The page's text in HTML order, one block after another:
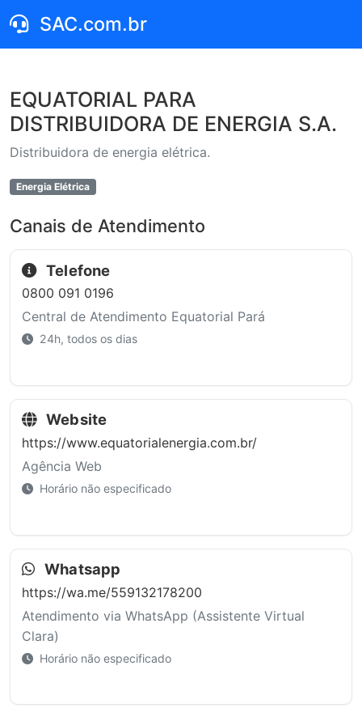
SAC.com.br
EQUATORIAL PARA
DISTRIBUIDORA DE ENERGIA S.A.
Distribuidora de energia elétrica.
Energia Elétrica
Canais de Atendimento
Telefone
0800 091 0196
Central de Atendimento Equatorial Pará
24h, todos os dias
Website
https://www.equatorialenergia.com.br/
Agência Web
Horário não especificado
Whatsapp
https://wa.me/559132178200
Atendimento via WhatsApp (Assistente Virtual
Clara)
Horário não especificado